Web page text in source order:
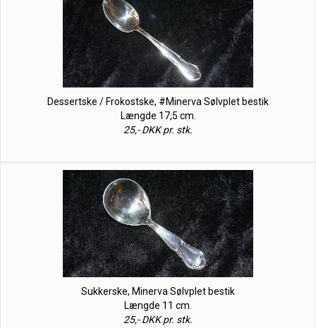
Dessertske / Frokostske, #Minerva Sølvplet bestik
Længde 17,5 cm.
25,- DKK pr. stk.
Sukkerske, Minerva Sølvplet bestik
Længde 11 cm.
25,- DKK pr. stk.